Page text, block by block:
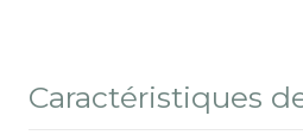
Caractéristiques